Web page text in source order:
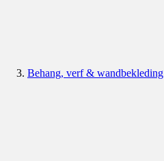
Behang, verf & wandbekleding